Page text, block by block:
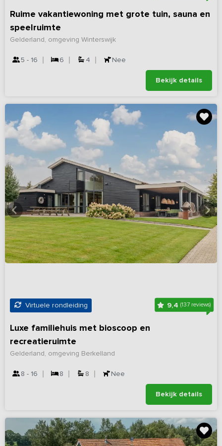
Ruime vakantiewoning met grote tuin, sauna en
speelruimte
Gelderland, omgeving Winterswijk
5 - 16 6 4 Nee
Bekijk details
Virtuele rondleiding 9,4 (137 reviews)
Luxe familiehuis met bioscoop en
recreatieruimte
Gelderland, omgeving Berkelland
8 - 16 8 8 Nee
Bekijk details